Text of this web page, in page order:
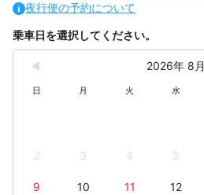
夜行便の予約について
乗車日を選択してください。
2026年 8月
日 月 火 水
2 3 4 5
9 10 11 12